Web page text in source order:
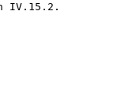
IV.15.2.